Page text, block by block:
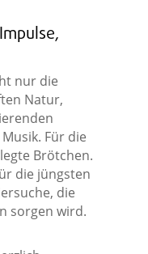
nur die
Natur,
Für die
Brötchen.
die jüngsten
die
sorgen wird.